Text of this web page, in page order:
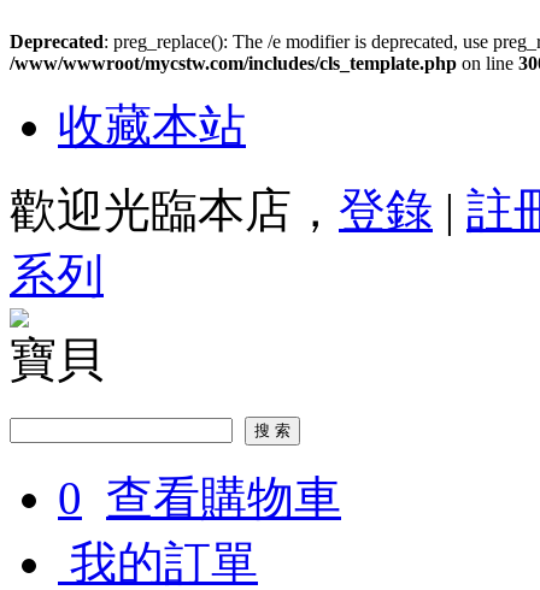
Deprecated: preg_replace(): The /e modifier is deprecated, use
/www/wwwroot/mycstw.com/includes/cls_template.php on line
收藏本站
歡迎光臨本店， 登錄 | 註
系列
寶貝
0 查看購物車
我的訂單